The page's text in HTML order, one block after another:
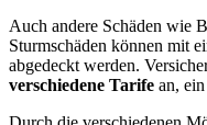
Auch andere Schäden wie
Sturmschäden können mit
abgedeckt werden.
verschiedene Tarife an,